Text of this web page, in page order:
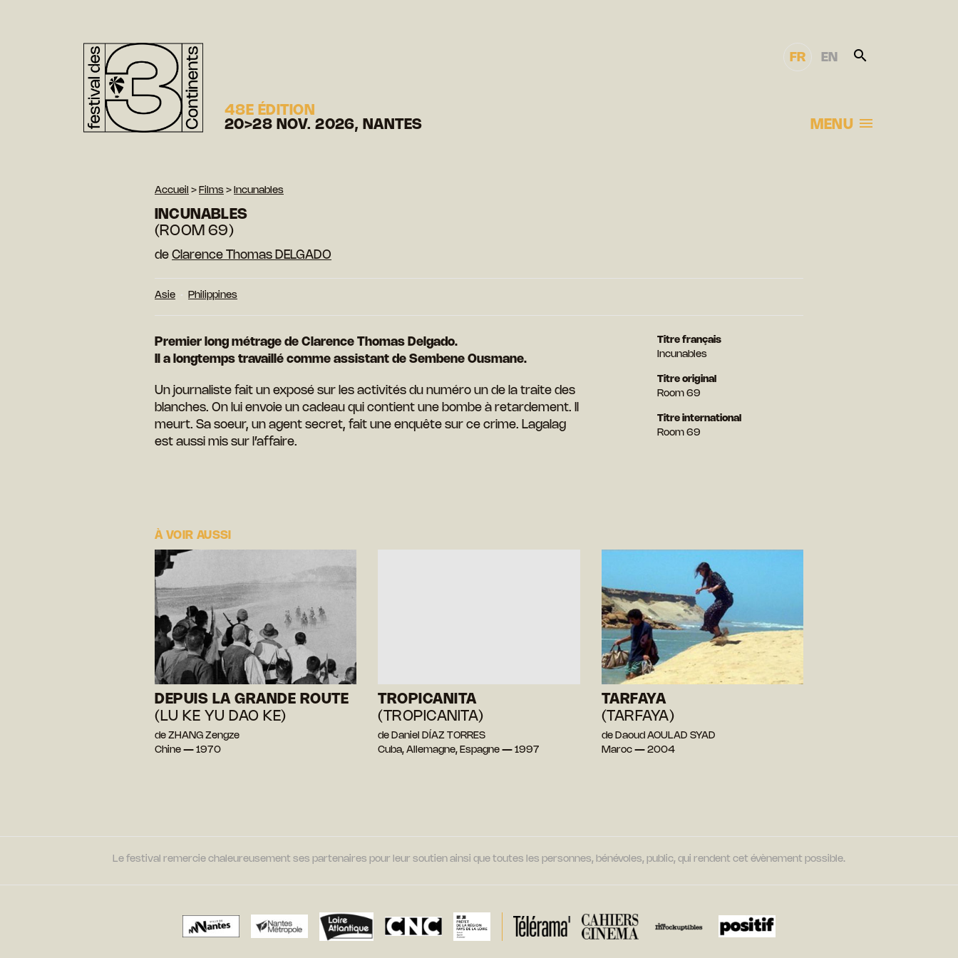
48E ÉDITION
20>28 NOV. 2026, NANTES
FR EN
MENU
Accueil > Films > Incunables
INCUNABLES
(ROOM 69)
de Clarence Thomas DELGADO
Asie Philippines
Premier long métrage de Clarence Thomas Delgado.
Il a longtemps travaillé comme assistant de Sembene Ousmane.
Un journaliste fait un exposé sur les activités du numéro un de la traite des
blanches. On lui envoie un cadeau qui contient une bombe à retardement. Il
meurt. Sa soeur, un agent secret, fait une enquête sur ce crime. Lagalag
est aussi mis sur l’affaire.
Titre français
Incunables
Titre original
Room 69
Titre international
Room 69
À VOIR AUSSI
DEPUIS LA GRANDE ROUTE
(LU KE YU DAO KE)
de ZHANG Zengze
Chine — 1970
TROPICANITA
(TROPICANITA)
de Daniel DÍAZ TORRES
Cuba, Allemagne, Espagne — 1997
TARFAYA
(TARFAYA)
de Daoud AOULAD SYAD
Maroc — 2004
Le festival remercie chaleureusement ses partenaires pour leur soutien ainsi que toutes les personnes, bénévoles, public, qui rendent cet évènement possible.